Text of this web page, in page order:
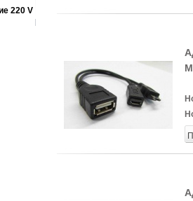
220 V